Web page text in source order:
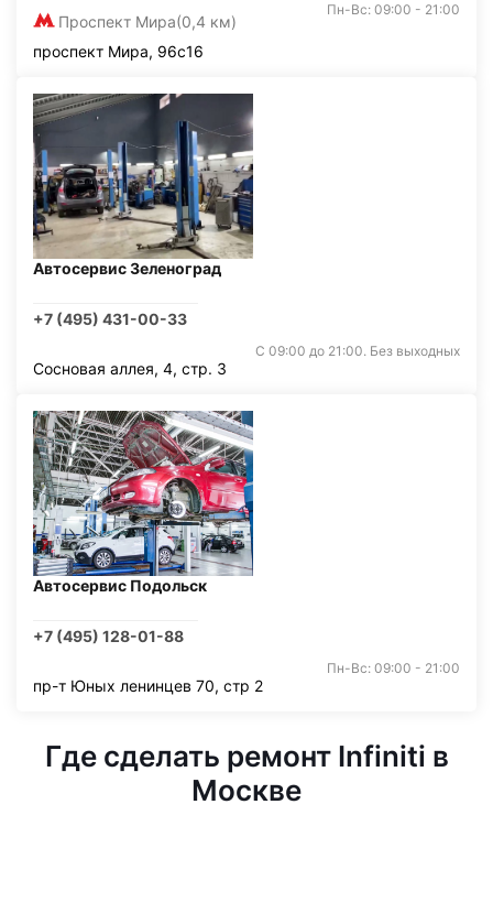
Проспект Мира(0,4 км)
Пн-Вс: 09:00 - 21:00
проспект Мира, 96с16
Автосервис Зеленоград
+7 (495) 431-00-33
С 09:00 до 21:00. Без выходных
Сосновая аллея, 4, стр. 3
Автосервис Подольск
+7 (495) 128-01-88
Пн-Вс: 09:00 - 21:00
пр-т Юных ленинцев 70, стр 2
Где сделать ремонт Infiniti в
Москве